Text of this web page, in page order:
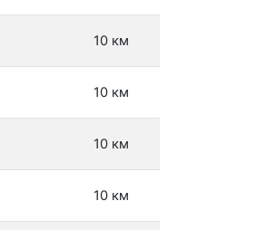
10 км
10 км
10 км
10 км